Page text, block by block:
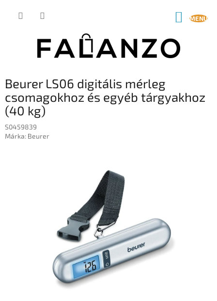
KOSÁR
Beurer LS06 digitális mérleg
csomagokhoz és egyéb tárgyakhoz
(40 kg)
S0459839
Márka: Beurer